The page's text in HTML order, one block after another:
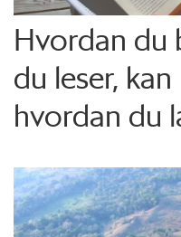
Hvordan du
du leser,
hvordan du